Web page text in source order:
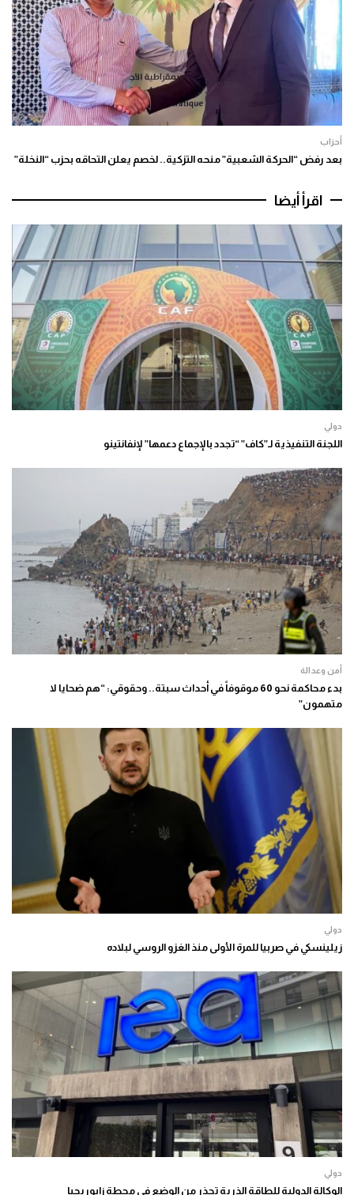
أحزاب
بعد رفض “الحركة الشعبية” منحه التزكية.. لخصم يعلن التحاقه بحزب “النخلة”
اقرأ أيضا
دولي
اللجنة التنفيذية لـ”كاف” “تجدد بالإجماع دعمها” لإنفانتينو
أمن وعدالة
بدء محاكمة نحو 60 موقوفاً في أحداث سبتة.. وحقوقي: “هم ضحايا لا
متهمون”
دولي
زيلينسكي في صربيا للمرة الأولى منذ الغزو الروسي لبلاده
دولي
الوكالة الدولية للطاقة الذرية تحذر من الوضع في محطة زابوريجيا